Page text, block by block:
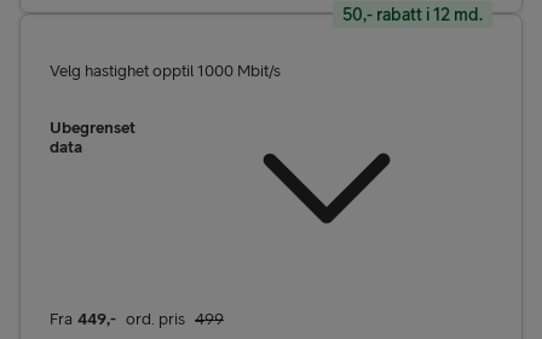
50,- rabatt i 12 md.
Velg hastighet opptil 1000 Mbit/s
Ubegrenset
data
Fra 449,- ord. pris 499